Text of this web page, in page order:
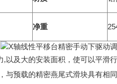
净重
以及大的安装面积，使可以平滑
与预载的精密燕尾式滑块具有相